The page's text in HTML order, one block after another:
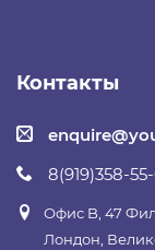
Контакты
8(919)358-
Офис B, 47
Лондон,